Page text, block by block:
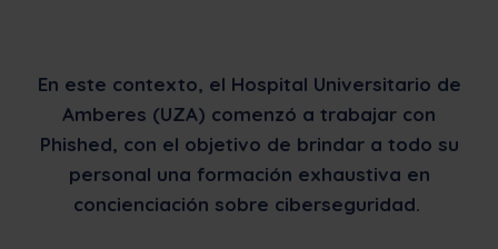
En este contexto, el Hospital Universitario de
Amberes (UZA) comenzó a trabajar con
Phished, con el objetivo de brindar a todo su
personal una formación exhaustiva en
concienciación sobre ciberseguridad.